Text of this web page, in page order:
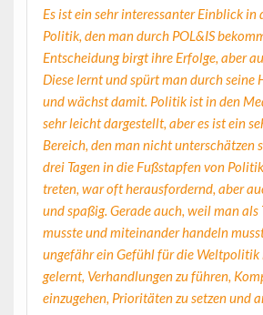
Es ist ein sehr interessanter Einblick in
Politik, den man durch POL&IS
Entscheidung birgt ihre Erfolge, aber
Diese lernt und spürt man durch seine
und wächst damit. Politik ist in den
sehr leicht dargestellt, aber es ist ein
Bereich, den man nicht unterschätzen
drei Tagen in die Fußstapfen von
treten, war oft herausfordernd, aber
und spaßig. Gerade auch, weil man als
musste und miteinander handeln
ungefähr ein Gefühl für die Weltpolitik
gelernt, Verhandlungen zu führen,
einzugehen, Prioritäten zu setzen und